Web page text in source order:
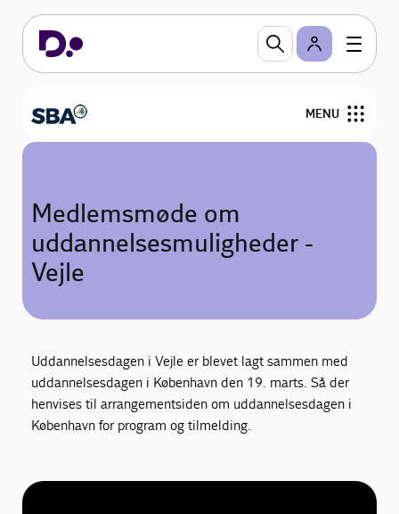
MENU
Arrangementer og netværk
Bliv medlem
Personalejura og rådgivning
Nyheder og analyser
Udbud
Medlemsmøde om
uddannelsesmuligheder -
Vejle
Uddannelsesdagen i Vejle er blevet lagt sammen med
uddannelsesdagen i København den 19. marts. Så der
henvises til arrangementsiden om uddannelsesdagen i
København for program og tilmelding.